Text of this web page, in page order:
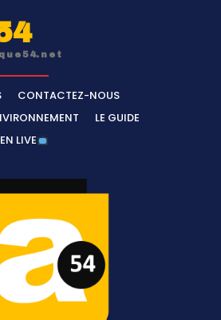
CONTACTEZ-NOUS
LE GUIDE
EN LIVE